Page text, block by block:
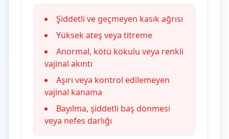
Şiddetli ve geçmeyen kasık ağrısı
Yüksek ateş veya titreme
Anormal, kötü kokulu veya renkli
vajinal akıntı
Aşırı veya kontrol edilemeyen
vajinal kanama
Bayılma, şiddetli baş dönmesi
veya nefes darlığı